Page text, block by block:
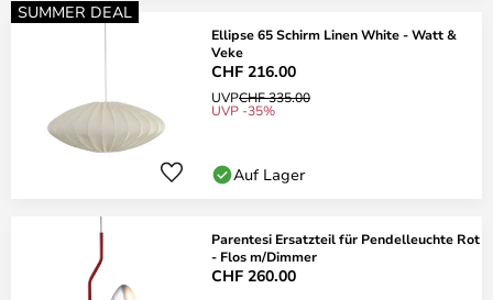
SUMMER DEAL
Ellipse 65 Schirm Linen White - Watt &
Veke
CHF 216.00
UVPCHF 335.00
UVP -35%
Auf Lager
Parentesi Ersatzteil für Pendelleuchte Rot
- Flos m/Dimmer
CHF 260.00